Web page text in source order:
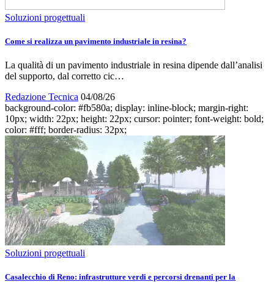
Soluzioni progettuali
Come si realizza un pavimento industriale in resina?
La qualità di un pavimento industriale in resina dipende dall’analisi
del supporto, dal corretto cic…
Redazione Tecnica 04/08/26
background-color: #fb580a; display: inline-block; margin-right:
10px; width: 22px; height: 22px; cursor: pointer; font-weight: bold;
color: #fff; border-radius: 32px;
Soluzioni progettuali
Casalecchio di Reno: infrastrutture verdi e percorsi drenanti per la